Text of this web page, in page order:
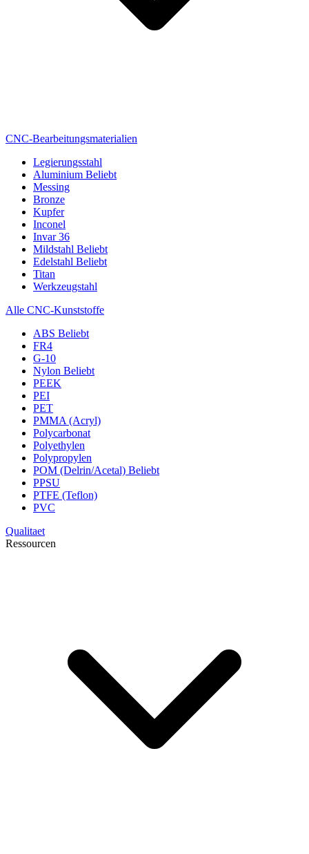
CNC-Bearbeitungsmaterialien
Legierungsstahl
Aluminium Beliebt
Messing
Bronze
Kupfer
Inconel
Invar 36
Mildstahl Beliebt
Edelstahl Beliebt
Titan
Werkzeugstahl
Alle CNC-Kunststoffe
ABS Beliebt
FR4
G-10
Nylon Beliebt
PEEK
PEI
PET
PMMA (Acryl)
Polycarbonat
Polyethylen
Polypropylen
POM (Delrin/Acetal) Beliebt
PPSU
PTFE (Teflon)
PVC
Qualitaet
Ressourcen